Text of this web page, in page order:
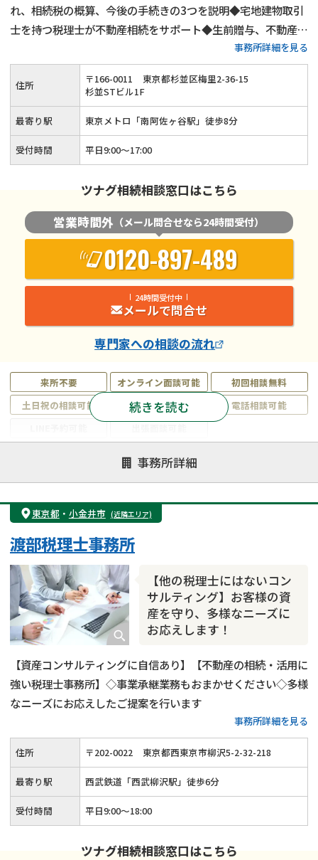
れ、相続税の概算、今後の手続きの3つを説明◆宅地建物取引
士を持つ税理士が不動産相続をサポート◆生前贈与、不動産活
用、遺言書作成といった生前対策も得意◆土日祝日相談（要予
約）とオンライン面談にも対応している忙しい方が相談しやす
い税理士事務所です。
事務所詳細を見る
来所不要 オンライン面談可能
初回相談無料
土日祝の相談可能
19時以降電話可能
電話相談可能
遺言書作成・遺言執行
相続放棄
相続登記
遺産分割
遺留分侵害額請求
相続税申告
相続手続き
銀行手続き
成年後見・任意後見
相続人調査
相続トラブル
続きを読む
住所 〒166-0011
東京都杉並区梅里2-36-15
杉並STビル1F
最寄り駅 東京メトロ「南阿佐ヶ谷駅」徒歩8分
受付時間 平日9:00～17:00
ツナグ相続相談窓口はこちら
営業時間外 （メール問合せなら24時間受付）
0120-897-489
24時間受付中
メールで問合せ
専門家への相談の流れ
事務所詳細
東京都 ・ 小金井市 (近隣エリア)
【他の税理士にはないコン
サルティング】お客様の資
産を守り、多様なニーズに
お応えします！
渡部税理士事務所
【資産コンサルティングに自信あり】【不動産の相続・活用に
強い税理士事務所】◇事業承継業務もおまかせください◇多様
なニーズにお応えしたご提案を行います
事務所詳細を見る
住所 〒202-0022 東京都西東京市柳沢5-2-32-218
最寄り駅 西武鉄道「西武柳沢駅」徒歩6分
受付時間 平日9:00～18:00
ツナグ相続相談窓口はこちら